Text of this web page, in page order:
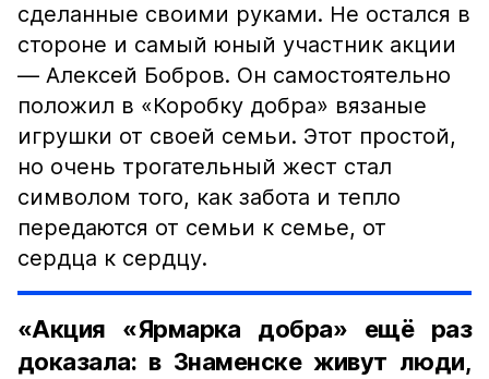
сделанные своими руками. Не остался в
стороне и самый юный участник акции
— Алексей Бобров. Он самостоятельно
положил в «Коробку добра» вязаные
игрушки от своей семьи. Этот простой,
но очень трогательный жест стал
символом того, как забота и тепло
передаются от семьи к семье, от
сердца к сердцу.
«Акция «Ярмарка добра» ещё раз
доказала: в Знаменске живут люди,